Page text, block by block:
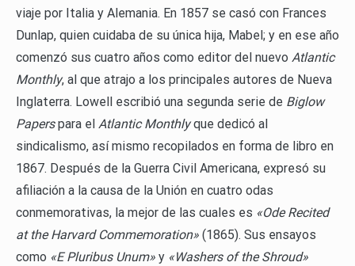
viaje por Italia y Alemania. En 1857 se casó con Frances
Dunlap, quien cuidaba de su única hija, Mabel; y en ese año
comenzó sus cuatro años como editor del nuevo Atlantic
Monthly, al que atrajo a los principales autores de Nueva
Inglaterra. Lowell escribió una segunda serie de Biglow
Paperspara el Atlantic Monthlyque dedicó al
sindicalismo, así mismo recopilados en forma de libro en
1867. Después de la Guerra Civil Americana, expresó su
afiliación a la causa de la Unión en cuatro odas
conmemorativas, la mejor de las cuales es «Ode Recited
at the Harvard Commemoration» (1865). Sus ensayos
como «E Pluribus Unum» y «Washers of the Shroud»